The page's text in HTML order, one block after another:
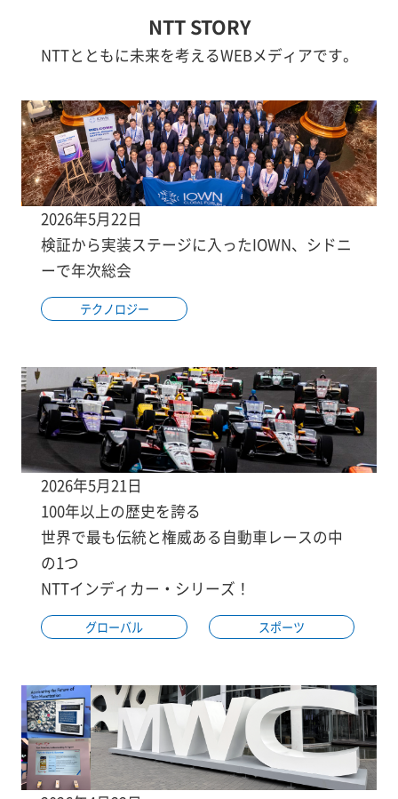
NTT STORY
NTTとともに未来を考えるWEBメディアです。
2026年5月22日
検証から実装ステージに入ったIOWN、シドニ
ーで年次総会
テクノロジー
2026年5月21日
100年以上の歴史を誇る
世界で最も伝統と権威ある自動車レースの中
の1つ
NTTインディカー・シリーズ！
グローバル スポーツ